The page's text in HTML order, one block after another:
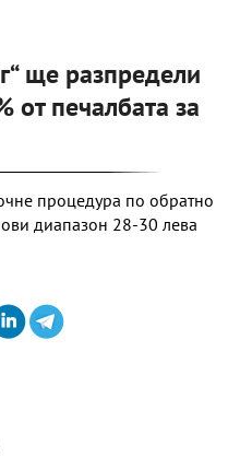
ще разпредели
от печалбата за
процедура по обратно
диапазон 28-30 лева